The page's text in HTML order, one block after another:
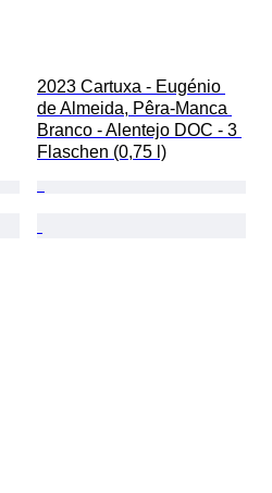
2023 Cartuxa - Eugénio
de Almeida, Pêra-Manca
Branco - Alentejo DOC - 3
Flaschen (0,75 l)